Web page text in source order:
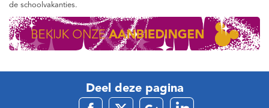
de schoolvakanties.
Deel deze pagina